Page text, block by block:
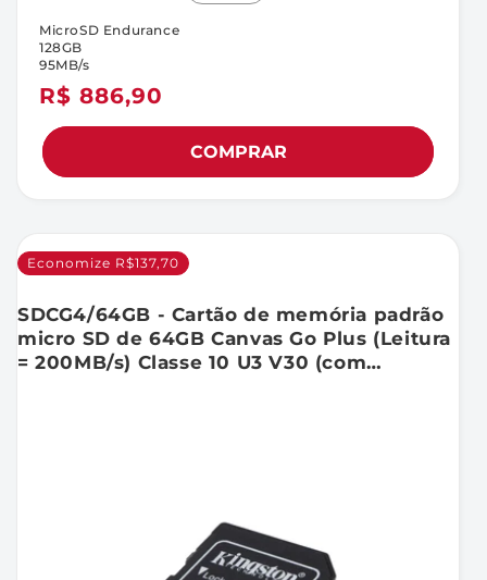
Preço
normal
R$ 886,90
MicroSD Endurance
128GB
95MB/s
COMPRAR
Economize R$137,70
SDCG4/64GB - Cartão de memória padrão
micro SD de 64GB Canvas Go Plus (Leitura
= 200MB/s) Classe 10 U3 V30 (com